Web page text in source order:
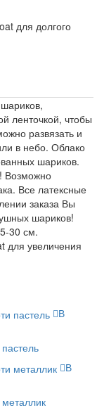
для долгого
ленточкой, чтобы
развязать и
в небо. Облако
шариков.
Возможно
Все латексные
заказа Вы
шариков!
30 см.
для увеличения
В
В